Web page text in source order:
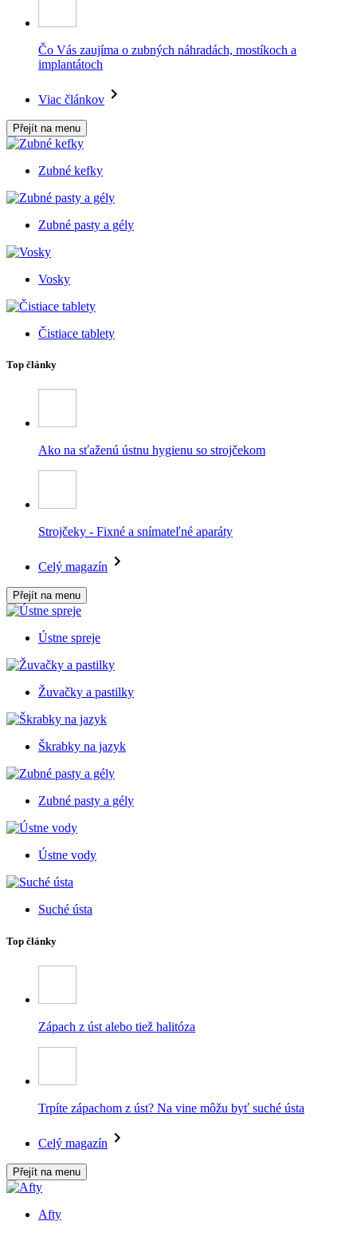
Čo Vás zaujíma o zubných náhradách, mostíkoch a
implantátoch
Viac článkov
Přejít na menu
Zubné kefky
Zubné pasty a gély
Vosky
Čistiace tablety
Top články
Ako na sťaženú ústnu hygienu so strojčekom
Strojčeky - Fixné a snímateľné aparáty
Celý magazín
Přejít na menu
Ústne spreje
Žuvačky a pastilky
Škrabky na jazyk
Zubné pasty a gély
Ústne vody
Suché ústa
Top články
Zápach z úst alebo tiež halitóza
Trpíte zápachom z úst? Na vine môžu byť suché ústa
Celý magazín
Přejít na menu
Afty